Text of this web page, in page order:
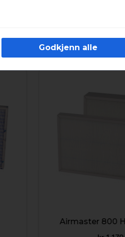
drift. Filtersettene fra
veiledende.
Airmaster 800
Godkjenn alle